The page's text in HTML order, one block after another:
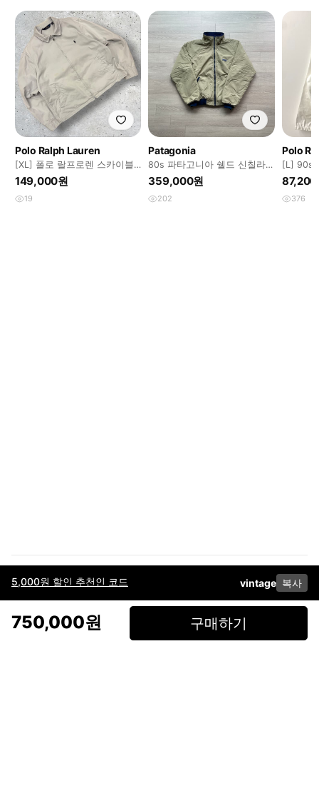
5,000원 할인 추천인 코드 vintage 복사
750,000원 구매하기
Polo Ralph Lauren
[XL] 폴로 랄프로렌 스카이블
루 블루종 집업 자켓 E728
149,000원
19
Patagonia
80s 파타고니아 쉘드 신칠라
베이지 네이비 봄버 자켓 rare
usa
359,000원
202
Polo
[L] 90s
이트 코
87,200
376
이용약관고객센터판매개인정보 처리방침사업자 정보다운로드
페이스북